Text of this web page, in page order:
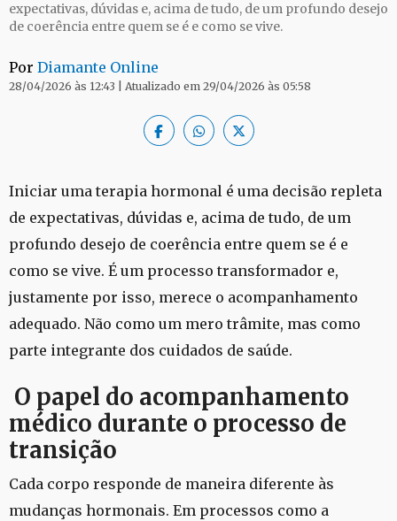
expectativas, dúvidas e, acima de tudo, de um profundo desejo
de coerência entre quem se é e como se vive.
Por Diamante Online
28/04/2026 às 12:43 | Atualizado em 29/04/2026 às 05:58
Iniciar uma terapia hormonal é uma decisão repleta
de expectativas, dúvidas e, acima de tudo, de um
profundo desejo de coerência entre quem se é e
como se vive. É um processo transformador e,
justamente por isso, merece o acompanhamento
adequado. Não como um mero trâmite, mas como
parte integrante dos cuidados de saúde.
O papel do acompanhamento
médico durante o processo de
transição
Cada corpo responde de maneira diferente às
mudanças hormonais. Em processos como a